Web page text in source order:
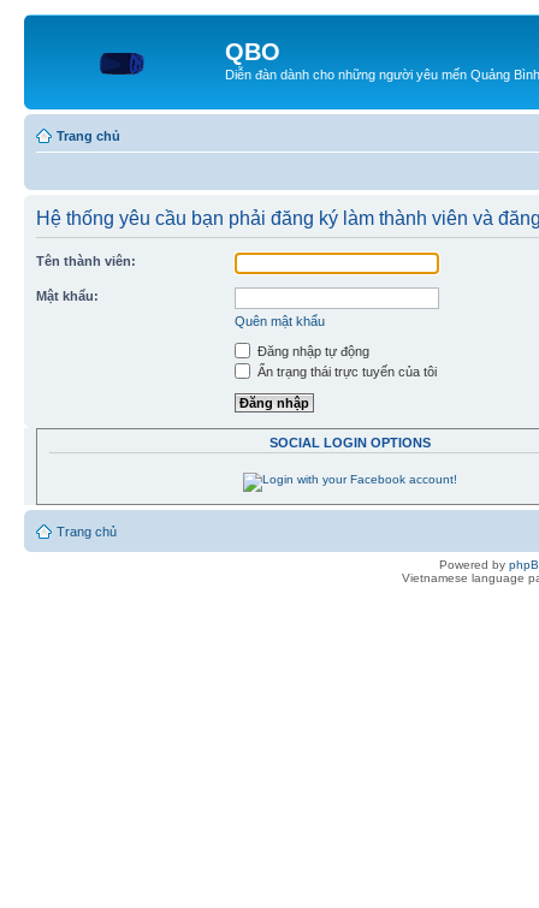
QBO
Diễn đàn dành cho những người yêu mến Quảng Bình
Trang chủ
Hệ thống yêu cầu bạn phải đăng ký làm thành viên và
Tên thành viên:
Mật khẩu:
Quên mật khẩu
Đăng nhập tự động
Ẩn trạng thái trực tuyến của tôi
SOCIAL LOGIN OPTIONS
Trang chủ
Powered by
Vietnamese language